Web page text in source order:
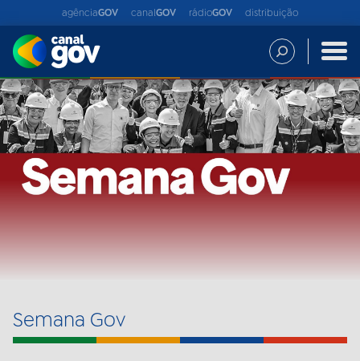
agênciaGOV canalGOV rádioGOV distribuição
Semana Gov